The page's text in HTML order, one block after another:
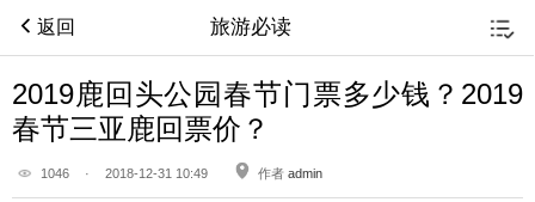
返回 旅游必读
2019鹿回头公园春节门票多少钱？2019
春节三亚鹿回票价？
1046 · 2018-12-31 10:49 作者 admin